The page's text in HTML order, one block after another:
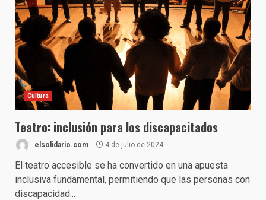
Cultura
Teatro: inclusión para los discapacitados
elsolidario.com 4 de julio de 2024
El teatro accesible se ha convertido en una apuesta
inclusiva fundamental, permitiendo que las personas con
discapacidad...